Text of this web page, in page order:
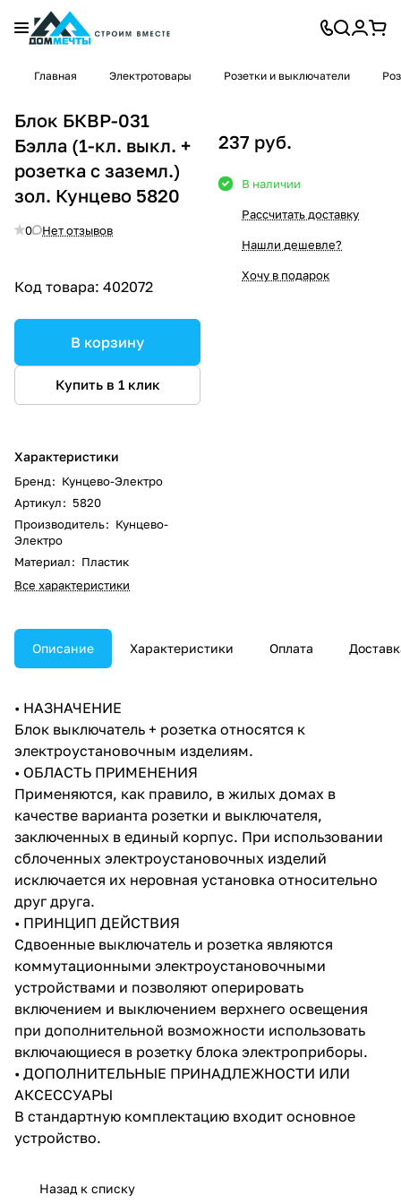
Главная Электротовары Розетки и выключатели
Блок БКВР-031
Бэлла (1-кл. выкл. +
розетка с заземл.)
зол. Кунцево 5820
0 Нет отзывов
Код товара: 402072
В корзину
Купить в 1 клик
Характеристики
Бренд: Кунцево-Электро
Артикул: 5820
Производитель: Кунцево-
Электро
Материал: Пластик
Все характеристики
237 руб.
В наличии
Рассчитать доставку
Нашли дешевле?
Хочу в подарок
Описание Характеристики Оплата
• НАЗНАЧЕНИЕ
Блок выключатель + розетка относятся к
электроустановочным изделиям.
• ОБЛАСТЬ ПРИМЕНЕНИЯ
Применяются, как правило, в жилых домах в
качестве варианта розетки и выключателя,
заключенных в единый корпус. При использовании
сблоченных электроустановочных изделий
исключается их неровная установка относительно
друг друга.
• ПРИНЦИП ДЕЙСТВИЯ
Сдвоенные выключатель и розетка являются
коммутационными электроустановочными
устройствами и позволяют оперировать
включением и выключением верхнего освещения
при дополнительной возможности использовать
включающиеся в розетку блока электроприборы.
• ДОПОЛНИТЕЛЬНЫЕ ПРИНАДЛЕЖНОСТИ ИЛИ
АКСЕССУАРЫ
В стандартную комплектацию входит основное
устройство.
Назад к списку